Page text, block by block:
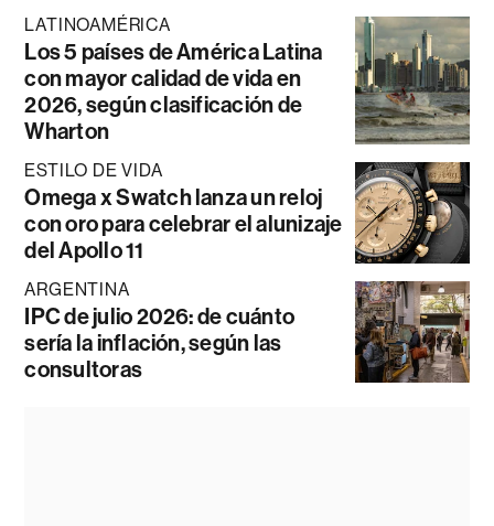
LATINOAMÉRICA
Los 5 países de América Latina
con mayor calidad de vida en
2026, según clasificación de
Wharton
ESTILO DE VIDA
Omega x Swatch lanza un reloj
con oro para celebrar el alunizaje
del Apollo 11
ARGENTINA
IPC de julio 2026: de cuánto
sería la inflación, según las
consultoras